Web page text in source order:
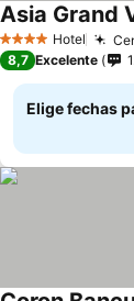
4 EstrellasHotel
Asia Grand
8,7 Excelente
Elige fechas